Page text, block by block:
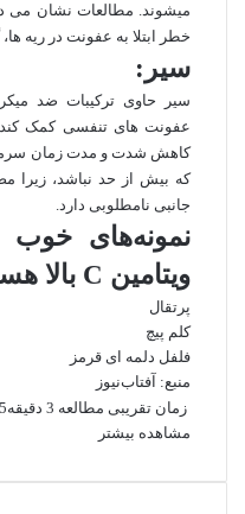
میشوند. مطالعات نشان می
خطر ابتلا به عفونت در ریه ها، گلو و بینی
سیر:
سیر حاوی ترکیبات ضد
کاهش شدت و مدت زمان
جانبی نامطلوبی دارد.
نمونه‌های
ویتامین C بالا هستند
پرتقال
کلم پیچ
فلفل دلمه‌ ای قرمز
منبع: آفتاب‌‌نیوز
15
زمان تقریبی مطالعه 3 دقیقه
مشاهده بیشتر